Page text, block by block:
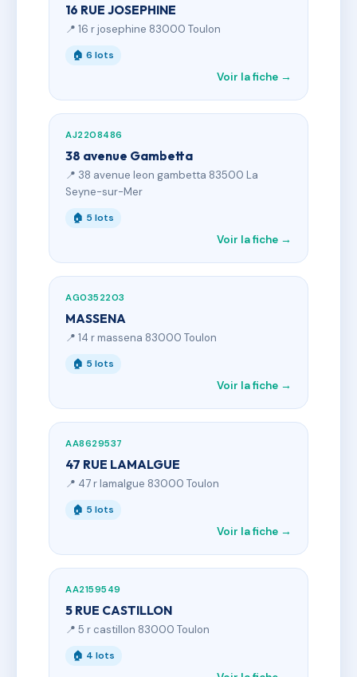
16 RUE JOSEPHINE
📍 16 r josephine 83000 Toulon
🏠 6 lots
Voir la fiche →
AJ2208486
38 avenue Gambetta
📍 38 avenue leon gambetta 83500 La
Seyne-sur-Mer
🏠 5 lots
Voir la fiche →
AG0352203
MASSENA
📍 14 r massena 83000 Toulon
🏠 5 lots
Voir la fiche →
AA8629537
47 RUE LAMALGUE
📍 47 r lamalgue 83000 Toulon
🏠 5 lots
Voir la fiche →
AA2159549
5 RUE CASTILLON
📍 5 r castillon 83000 Toulon
🏠 4 lots